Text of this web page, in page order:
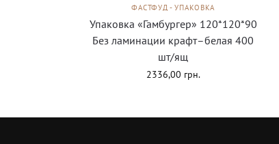
ФАСТФУД - УПАКОВКА
Упаковка «Гамбургер» 120*120*90
Без ламинации крафт–белая 400
шт/ящ
2336,00 грн.